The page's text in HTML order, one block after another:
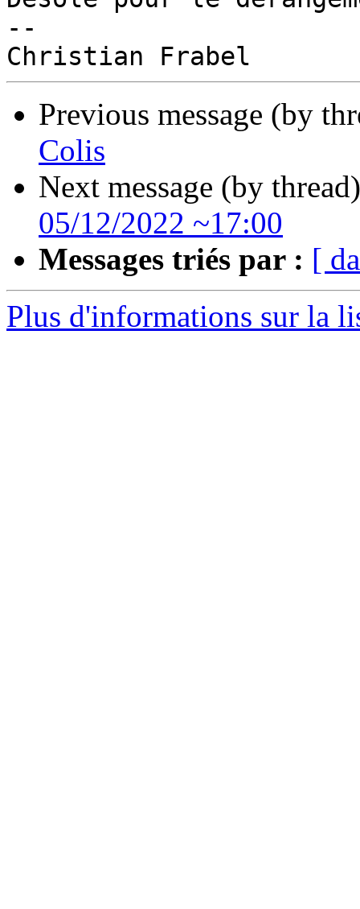
--
Previous message (by
Colis
Next message (by
05/12/2022 ~17:00
Messages triés par : [
Plus d'informations sur la